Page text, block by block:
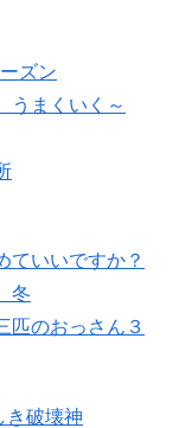
ズン
うまくいく～
ていいですか？
冬
匹のおっさん３
き破壊神